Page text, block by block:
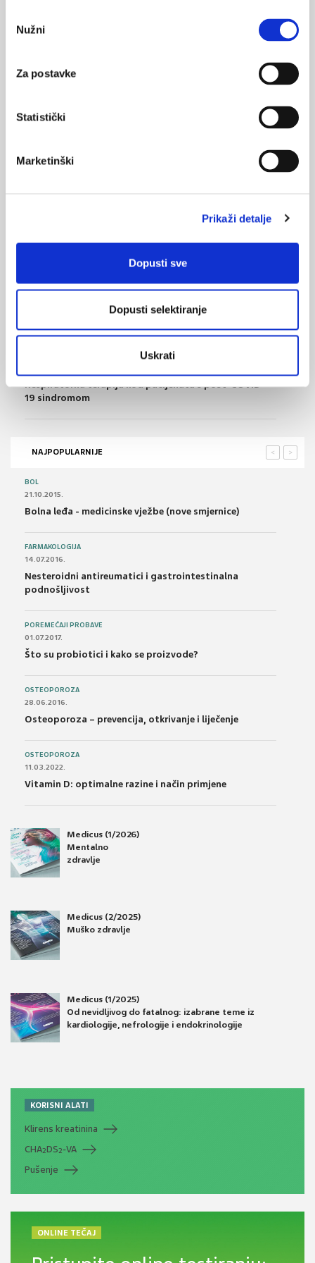
pristanka
Nužni
Za postavke
Statistički
Marketinški
Prikaži detalje
Dopusti sve
Dopusti selektiranje
Uskrati
NA VRH
>
<
COVID-19
Novi koronavirus pronađen u šišmišima
Uzorci laboratorija Wuhan ne sadrže bliske rođake
virusa koji stoji iza COVID-a
COVID-19 kao faktor rizika za autoimunu bolest kože
Respiratorna terapija kod pacijenata s post-COVID-
19 sindromom
NAJPOPULARNIJE >
<
BOL
21.10.2015.
Bolna leđa - medicinske vježbe (nove smjernice)
FARMAKOLOGIJA
14.07.2016.
Nesteroidni antireumatici i gastrointestinalna
podnošljivost
POREMEĆAJI PROBAVE
01.07.2017.
Što su probiotici i kako se proizvode?
OSTEOPOROZA
28.06.2016.
Osteoporoza – prevencija, otkrivanje i liječenje
OSTEOPOROZA
11.03.2022.
Vitamin D: optimalne razine i način primjene
Medicus (1/2026)
Mentalno
zdravlje
Medicus (2/2025)
Muško zdravlje
Medicus (1/2025)
Od nevidljivog do fatalnog: izabrane teme iz
kardiologije, nefrologije i endokrinologije
KORISNI ALATI
Klirens kreatinina
CHA2DS2-VA
Pušenje
ONLINE TEČAJ